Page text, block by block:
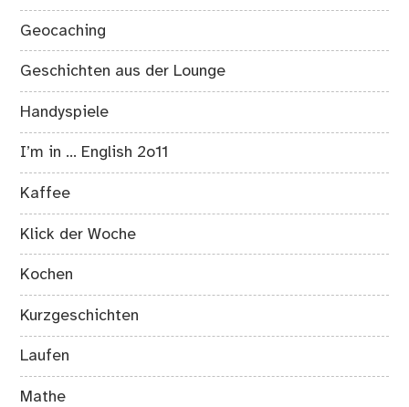
Geocaching
Geschichten aus der Lounge
Handyspiele
I’m in … English 2o11
Kaffee
Klick der Woche
Kochen
Kurzgeschichten
Laufen
Mathe